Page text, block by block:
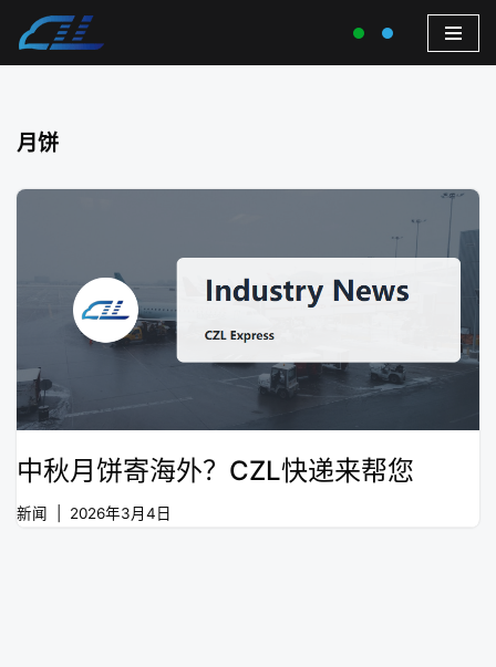
月饼
中秋月饼寄海外？CZL快递来帮您
新闻 2026年3月4日